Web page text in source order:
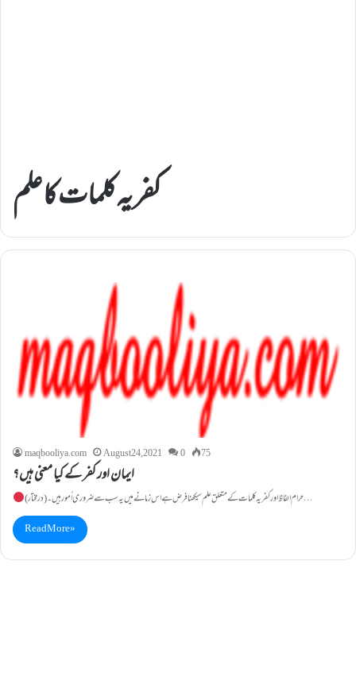
کفریہ کلمات کا علم
maqbooliya.com August 24, 2021 0 75
ایمان اور کفر کے کیا معنی ہیں؟
حرام الفاظ اور کفریہ کلمات کے متعلق علم سیکھنا فرض ہے اس زمانے میں یہ سب سے ضروری اُمور ہیں۔(درمختار)…
Read More »